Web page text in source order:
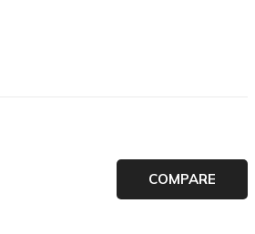
COMPARE